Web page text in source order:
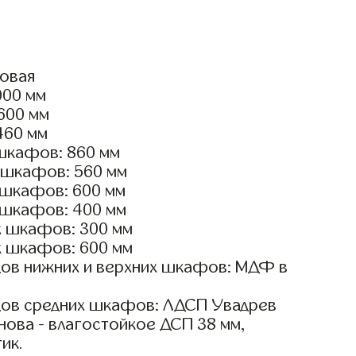
мм
мм
мм
860 мм
шкафов: 560 мм
шкафов: 600 мм
шкафов: 400 мм
шкафов: 300 мм
шкафов: 600 мм
нижних и верхних шкафов: МДФ в
средних шкафов: ЛДСП Увадрев
- влагостойкое ДСП 38 мм,